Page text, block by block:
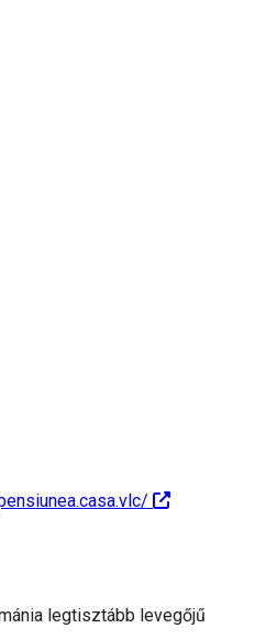
legtisztább levegőjű